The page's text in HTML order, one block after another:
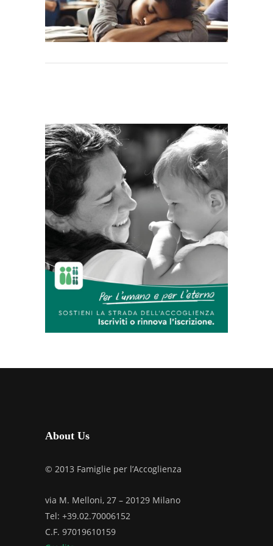
About Us
© 2013 Famiglie per l’Accoglienza
via M. Melloni, 27 – 20129 Milano
Tel: +39.02.70006152
C.F. 97019610159